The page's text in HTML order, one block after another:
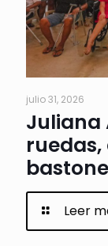
julio 31, 2026
Juliana
Leer